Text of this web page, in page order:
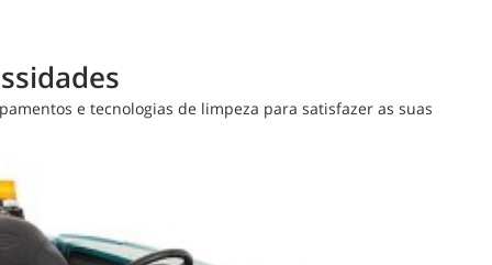
e tecnologias de limpeza para satisfazer as suas